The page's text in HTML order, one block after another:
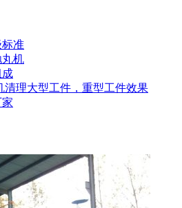
准
机
成
清理大型工件，重型工件效果